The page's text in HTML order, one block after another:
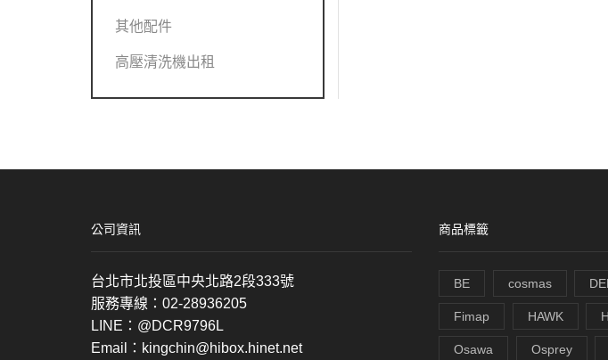
其他配件
高壓清洗機出租
公司資訊
台北市北投區中央北路2段333號
服務專線：02-28936205
LINE：@DCR9796L
Email：kingchin@hibox.hinet.net
商品標籤
BE cosmas
Fimap HAWK
Osawa Osprey